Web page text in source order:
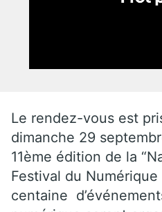
Le rendez-vous est
dimanche 29
11ème édition de la
Festival du Numérique
centaine